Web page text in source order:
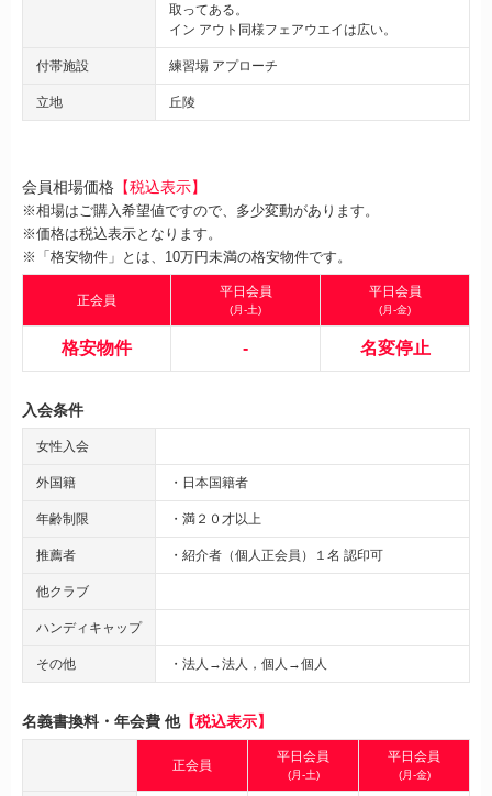
取ってある。
イン アウト同様フェアウエイは広い。
付帯施設 練習場 アプローチ
立地 丘陵
会員相場価格 【税込表示】
※相場はご購入希望値ですので、多少変動があります。
※価格は税込表示となります。
※「格安物件」とは、10万円未満の格安物件です。
正会員
平日会員
(月-土)
平日会員
(月-金)
格安物件 - 名変停止
入会条件
女性入会
外国籍 ・日本国籍者
年齢制限 ・満２０才以上
推薦者 ・紹介者（個人正会員）１名 認印可
他クラブ
ハンディキャップ
その他 ・法人→法人，個人→個人
名義書換料・年会費 他【税込表示】
正会員
平日会員
(月-土)
平日会員
(月-金)